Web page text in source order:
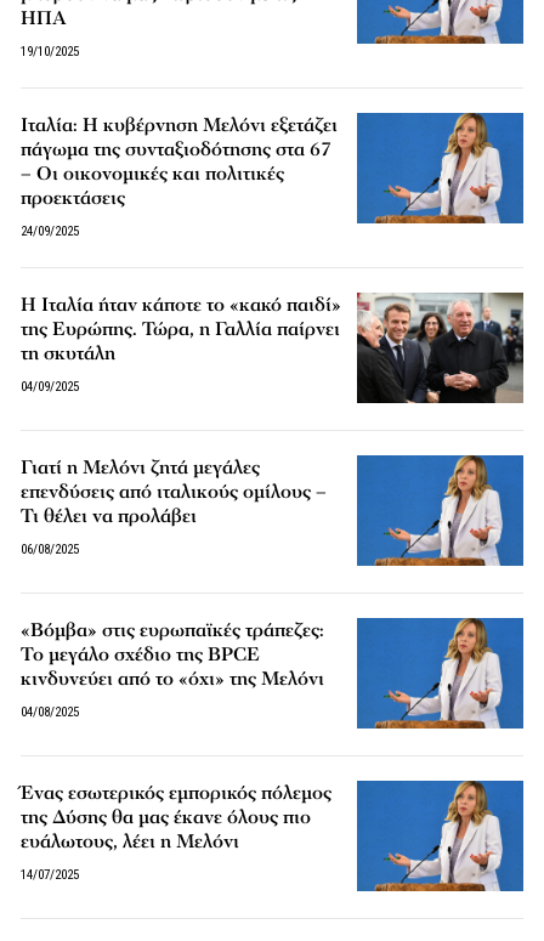
ΗΠΑ
19/10/2025
Ιταλία: Η κυβέρνηση Μελόνι εξετάζει
πάγωμα της συνταξιοδότησης στα 67
– Οι οικονομικές και πολιτικές
προεκτάσεις
24/09/2025
Η Ιταλία ήταν κάποτε το «κακό παιδί»
της Ευρώπης. Τώρα, η Γαλλία παίρνει
τη σκυτάλη
04/09/2025
Γιατί η Μελόνι ζητά μεγάλες
επενδύσεις από ιταλικούς ομίλους –
Τι θέλει να προλάβει
06/08/2025
«Βόμβα» στις ευρωπαϊκές τράπεζες:
Το μεγάλο σχέδιο της BPCE
κινδυνεύει από το «όχι» της Μελόνι
04/08/2025
Ένας εσωτερικός εμπορικός πόλεμος
της Δύσης θα μας έκανε όλους πιο
ευάλωτους, λέει η Μελόνι
14/07/2025